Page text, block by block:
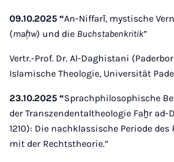
09.10.2025 “An-Niffarī, mystische
(maḥw) und die Buchstabenkritik”
Vertr.-Prof. Dr. Al-Daghistani
Islamische Theologie, Universität
23.10.2025 “Sprachphilosophische
der Transzendentaltheologie Faḫr ad-
1210): Die nachklassische Periode des
mit der Rechtstheorie.”